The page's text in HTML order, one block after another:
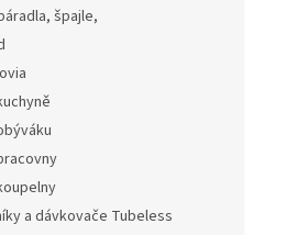
špajle,
a dávkovače Tubeless